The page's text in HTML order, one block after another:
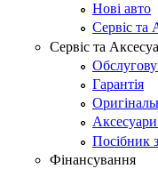
Нові авто
Сервіс та
Сервіс та
Гарантія
Посібник
Фінансування